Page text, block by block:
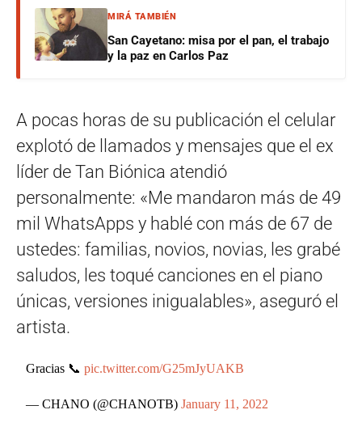
MIRÁ TAMBIÉN
San Cayetano: misa por el pan, el trabajo
y la paz en Carlos Paz
A pocas horas de su publicación el celular
explotó de llamados y mensajes que el ex
líder de Tan Biónica atendió
personalmente: «Me mandaron más de 49
mil WhatsApps y hablé con más de 67 de
ustedes: familias, novios, novias, les grabé
saludos, les toqué canciones en el piano
únicas, versiones inigualables», aseguró el
artista.
Gracias 📞pic.twitter.com/G25mJyUAKB
— CHANO (@CHANOTB)January 11, 2022